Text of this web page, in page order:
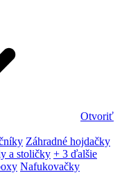
Otvoriť
Záhradné hojdačky
a stoličky + 3 ďalšie
Nafukovačky